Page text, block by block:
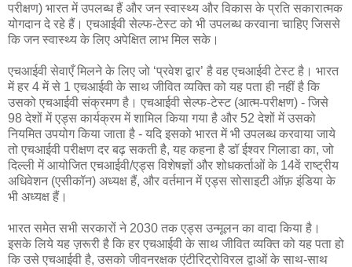
परीक्षण) भारत में उपलब्ध हैं और जन स्वास्थ्य और विकास के प्रति सकारात्मक
योगदान दे रहे हैं। एचआईवी सेल्फ-टेस्ट को भी उपलब्ध करवाना चाहिए जिससे
कि जन स्वास्थ्य के लिए अपेक्षित लाभ मिल सके।
एचआईवी सेवाएँ मिलने के लिए जो ‘प्रवेश द्वार’ है वह एचआईवी टेस्ट है। भारत
में हर 4 में से 1 एचआईवी के साथ जीवित व्यक्ति को यह पता ही नहीं है कि
उसको एचआईवी संक्रमण है। एचआईवी सेल्फ-टेस्ट (आत्म-परीक्षण) - जिसे
98 देशों में एड्स कार्यक्रम में शामिल किया गया है और 52 देशों में उसको
नियमित उपयोग किया जाता है - यदि इसको भारत में भी उपलब्ध करवाया जाये
तो एचआईवी परीक्षण दर बढ़ सकती है, यह कहना है डॉ ईश्वर गिलाडा का, जो
दिल्ली में आयोजित एचआईवी/एड्स विशेषज्ञों और शोधकर्ताओं के 14वें राष्ट्रीय
अधिवेशन (एसीकॉन) अध्यक्ष हैं, और वर्तमान में एड्स सोसाइटी ऑफ़ इंडिया के
भी अध्यक्ष हैं।
भारत समेत सभी सरकारों ने 2030 तक एड्स उन्मूलन का वादा किया है।
इसके लिये यह ज़रूरी है कि हर एचआईवी के साथ जीवित व्यक्ति को यह पता हो
कि उसे एचआईवी है, उसको जीवनरक्षक एंटीरिट्रोविरल द्वाओं के साथ-साथ